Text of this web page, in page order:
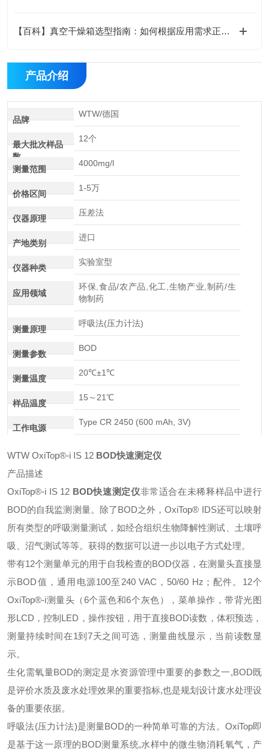
【百科】真空干燥箱选型指南：如何根据应用需求正确选型？
产品介绍
品牌
WTW/德国
最大批次样品
数
12个
测量范围
4000mg/l
价格区间
1-5万
仪器原理
压差法
产地类别
进口
仪器种类
实验室型
应用领域
环保,食品/农产品,化工,生物产业,制药/生
物制药
测量原理
呼吸法(压力计法)
测量参数
BOD
测量温度
20℃±1℃
样品温度
15～21℃
工作电源
Type CR 2450 (600 mAh, 3V)
WTW OxiTop®-i IS 12 BOD快速测定仪
产品描述
OxiTop®-i IS 12 BOD快速测定仪非常适合在未稀释样品中进行
BOD的自我监测测量。除了BOD之外，OxiTop® IDS还可以映射
所有类型的呼吸测量测试，如经合组织生物降解性测试、土壤呼
吸、沼气测试等等。获得的数据可以进一步以电子方式处理。
带有12个测量单元的用于自我检查的BOD仪器，在测量头直接显
示BOD值，通用电源100至240 VAC，50/60 Hz；配件。12个
OxiTop®-i测量头（6个蓝色和6个灰色），菜单操作，带背光图
形LCD，控制LED，操作按钮，用于直接BOD读数，体积预选，
测量持续时间在1到7天之间可选，测量曲线显示，当前读数显
示。
生化需氧量BOD的测定是水资源管理中重要的参数之一,BOD既
是评价水质及废水处理效果的重要指标,也是规划设计废水处理设
备的重要依据。
呼吸法(压力计法)是测量BOD的一种简单可靠的方法。OxiTop即
是基于这一原理的BOD测量系统,水样中的微生物消耗氧气，产